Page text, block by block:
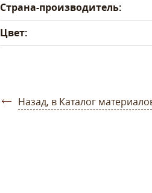
Страна-производитель:
Цвет:
Назад, в Каталог